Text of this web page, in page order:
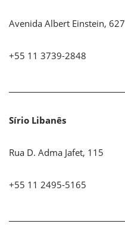
Avenida Albert Einstein, 627
+55 11 3739-2848
Sírio Libanês
Rua D. Adma Jafet, 115
+55 11 2495-5165